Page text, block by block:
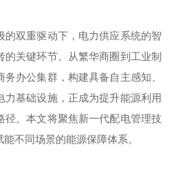
的双重驱动下，电力供应系统的智
关键环节。从繁华商圈到工业制
办公集群，构建具备自主感知、
力基础设施，正成为提升能源利用
径。本文将聚焦新一代配电管理技
不同场景的能源保障体系。